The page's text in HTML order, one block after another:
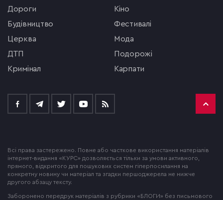
Дороги
будівництво
церква
ДТП
кримінал
кіно
фестивалі
мода
подорожі
Карпати
Всі права застережено. Повне або часткове використання матеріалів
інтернет-видання «КУРС» дозволяється тільки за умови активного,
прямого, відкритого для пошукових систем гіперпосилання на
конкретну новину чи матеріал та згадки першоджерела не нижче
другого абзацу тексту.
Заборонено передрук матеріалів з рубрики «БЛОГИ» без письмового